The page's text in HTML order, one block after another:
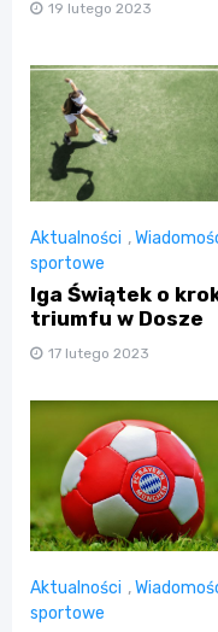
19 lutego 2023
Aktualności ,
sportowe
Iga Świątek o
triumfu w Dosze
17 lutego 2023
Aktualności ,
sportowe